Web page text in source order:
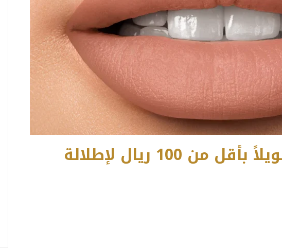
أحمر شفاه يدوم طويلاً بأقل من 100 ريال لإطلالة